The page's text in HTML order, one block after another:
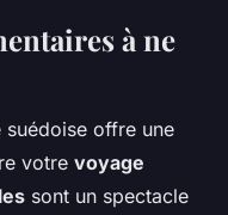
à ne
suédoise offre une
votre voyage
sont un spectacle